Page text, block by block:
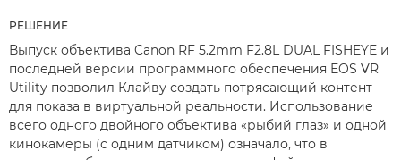
РЕШЕНИЕ
Выпуск объектива Canon RF 5.2mm F2.8L DUAL FISHEYE и
последней версии программного обеспечения EOS VR
Utility позволил Клайву создать потрясающий контент
для показа в виртуальной реальности. Использование
всего одного двойного объектива «рыбий глаз» и одной
кинокамеры (с одним датчиком) означало, что в